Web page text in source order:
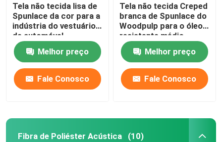
Tela não tecida lisa de
Spunlace da cor para a
indústria do vestuário e
de automóvel
Melhor preço
Fale Conosco
Tela não tecida Creped
branca de Spunlace do
Woodpulp para o óleo
resistente médio
Melhor preço
Fale Conosco
Fibra de Poliéster Acústica (10)